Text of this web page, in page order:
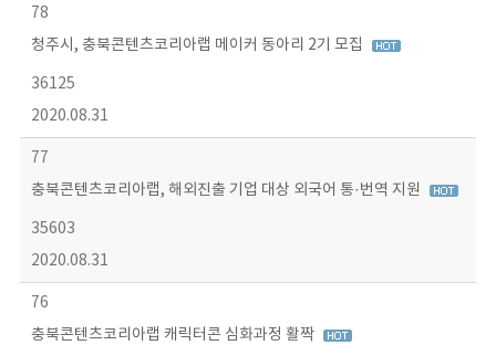
78
청주시, 충북콘텐츠코리아랩 메이커 동아리 2기 모집
36125
2020.08.31
77
충북콘텐츠코리아랩, 해외진출 기업 대상 외국어 통·번역 지원
35603
2020.08.31
76
충북콘텐츠코리아랩 캐릭터콘 심화과정 활짝